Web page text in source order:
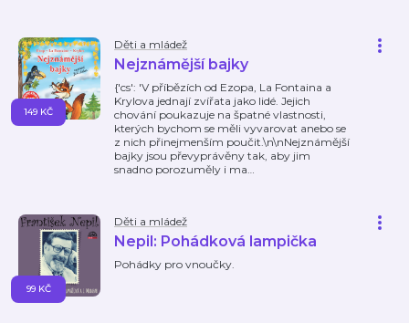
Děti a mládež
Nejznámější bajky
{'cs': 'V příbězích od Ezopa, La Fontaina a
Krylova jednají zvířata jako lidé. Jejich
chování poukazuje na špatné vlastnosti,
kterých bychom se měli vyvarovat anebo se
z nich přinejmenším poučit.\n\nNejznámější
bajky jsou převyprávěny tak, aby jim
snadno porozuměly i ma…
149 KČ
Děti a mládež
Nepil: Pohádková lampička
Pohádky pro vnoučky.
99 KČ